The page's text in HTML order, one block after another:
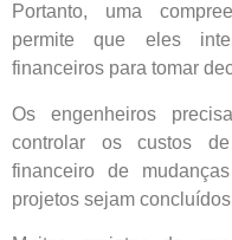
Portanto, uma
permite que eles
financeiros para tomar
Os engenheiros
controlar os custos
financeiro de
projetos sejam